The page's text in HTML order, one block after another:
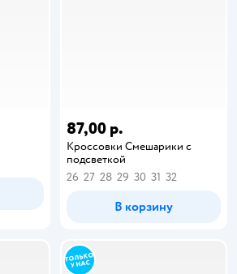
87,00 р.
Кроссовки Смешарики с
подсветкой
26 27 28 29 30 31 32
В корзину